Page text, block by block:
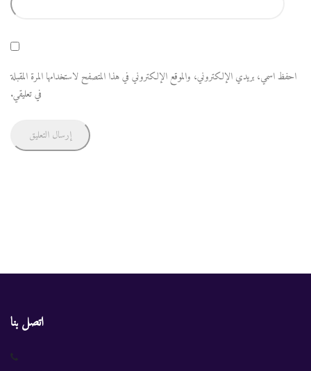
احفظ اسمي، بريدي الإلكتروني، والموقع الإلكتروني في هذا المتصفح لاستخدامها المرة المقبلة
في تعليقي.
اتصل بنا